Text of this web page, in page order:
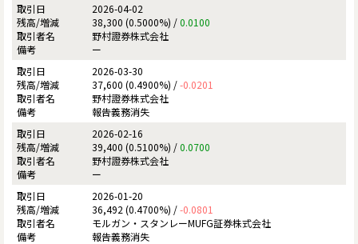
2026-04-02
38,300 (0.5000%) /0.0100
野村證券株式会社
ー
2026-03-30
37,600 (0.4900%) /-0.0201
野村證券株式会社
報告義務消失
2026-02-16
39,400 (0.5100%) /0.0700
野村證券株式会社
ー
2026-01-20
36,492 (0.4700%) /-0.0801
モルガン・スタンレーMUFG証券株式会社
報告義務消失